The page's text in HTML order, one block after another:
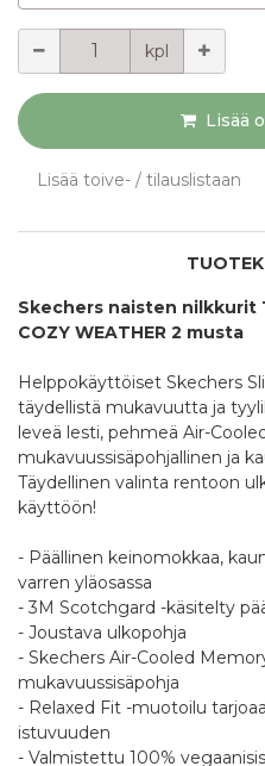
kpl
Lisää
Lisää toive- / tilauslistaan
Skechers naisten nilkkurit
COZY WEATHER 2 musta
Helppokäyttöiset Skechers
täydellistä mukavuutta ja
leveä lesti, pehmeä Air-
mukavuussisäpohjallinen ja
Täydellinen valinta rentoon
käyttöön!
- Päällinen keinomokkaa,
varren yläosassa
- 3M Scotchgard -käsitelty
- Joustava ulkopohja
- Skechers Air-Cooled
mukavuussisäpohja
- Relaxed Fit -muotoilu
istuvuuden
- Valmistettu 100%